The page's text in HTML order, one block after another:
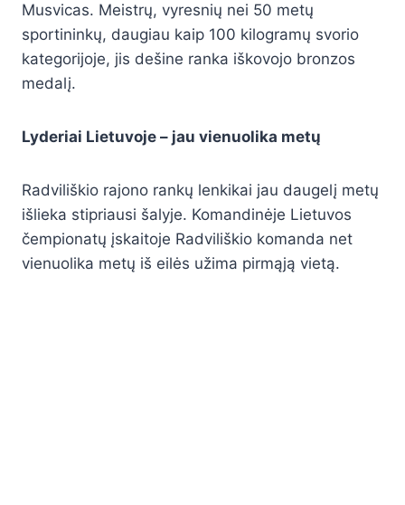
Musvicas. Meistrų, vyresnių nei 50 metų
sportininkų, daugiau kaip 100 kilogramų svorio
kategorijoje, jis dešine ranka iškovojo bronzos
medalį.
Lyderiai Lietuvoje – jau vienuolika metų
Radviliškio rajono rankų lenkikai jau daugelį metų
išlieka stipriausi šalyje. Komandinėje Lietuvos
čempionatų įskaitoje Radviliškio komanda net
vienuolika metų iš eilės užima pirmąją vietą.